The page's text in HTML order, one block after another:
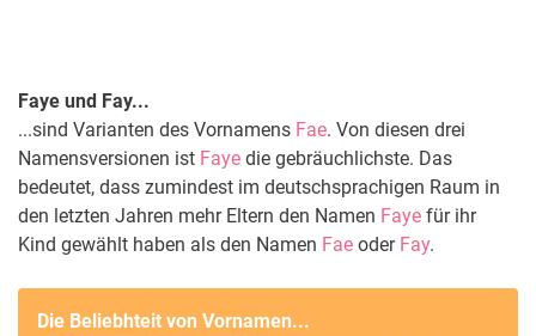
Faye und Fay...
...sind Varianten des Vornamens Fae. Von diesen drei
Namensversionen ist Faye die gebräuchlichste. Das
bedeutet, dass zumindest im deutschsprachigen Raum in
den letzten Jahren mehr Eltern den Namen Faye für ihr
Kind gewählt haben als den Namen Fae oder Fay.
Die Beliebhteit von Vornamen...